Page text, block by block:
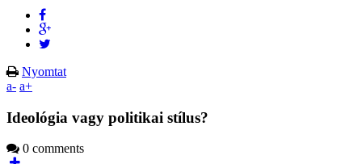
Nyomtat
a- a+
Ideológia vagy politikai stílus?
0 comments